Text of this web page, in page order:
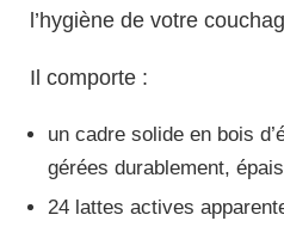
l’hygiène de votre
Il comporte :
un cadre solide en bois
gérées durablement,
24 lattes actives